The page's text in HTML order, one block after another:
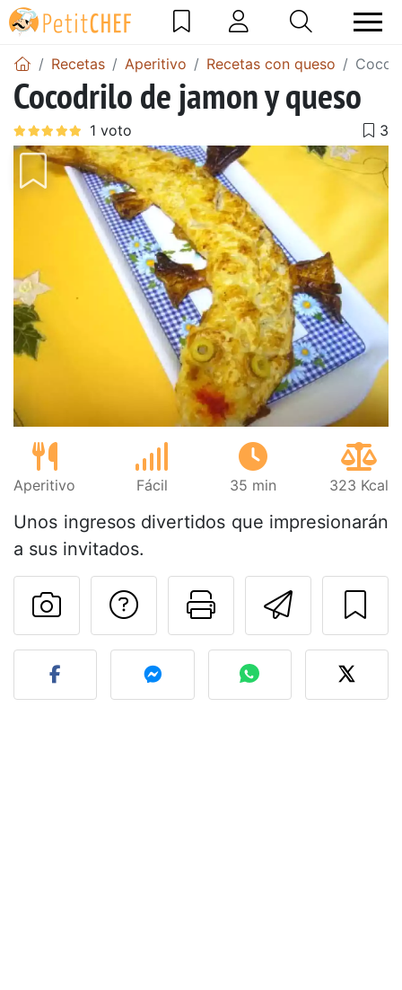
Recetas Aperitivo Recetas con queso
Cocodrilo de jamon y queso
Aperitivo Fácil 35 min 323 Kcal
Unos ingresos divertidos que impresionarán
a sus invitados.
Imprimir
Preguntar al autor
Publicar la foto de esta